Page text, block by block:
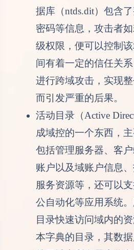
据库（ntds.dit）包含
密码等信息，攻击者
级权限，便可以控制
间有着一定的信任关
进行跨域攻击，实现
而引发严重的后果。
活动目录（Active
成域控的一个东西，
包括管理服务器、客
账户以及域账户信息
服务资源等，还可以
公自动化等应用系统
目录快速访问域内的
本字典的目录，其数